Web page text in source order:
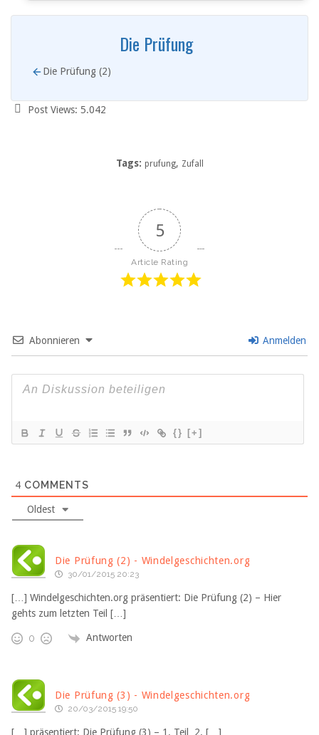
Die Prüfung
Die Prüfung (2)
Post Views: 5.042
Tags: prufung, Zufall
5
Article Rating
Abonnieren Anmelden
{} [+]
4 COMMENTS
Oldest
Die Prüfung (2) - Windelgeschichten.org
30/01/2015 20:23
[…] Windelgeschichten.org präsentiert: Die Prüfung (2) – Hier
gehts zum letzten Teil […]
0 Antworten
Die Prüfung (3) - Windelgeschichten.org
20/03/2015 19:50
[…] präsentiert: Die Prüfung (3) – 1. Teil 2. […]